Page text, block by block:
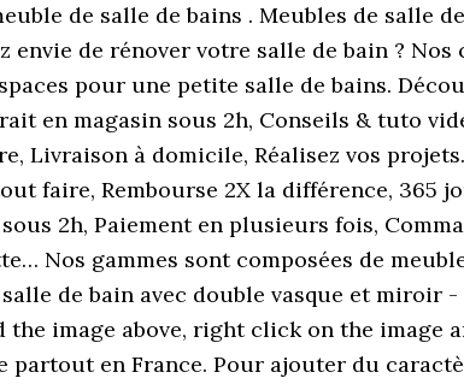
de salle de bains . Meubles de salle
envie de rénover votre salle de bain ?
pour une petite salle de bains.
en magasin sous 2h, Conseils & tuto
Livraison à domicile, Réalisez vos
faire, Rembourse 2X la différence, 365
2h, Paiement en plusieurs fois,
Nos gammes sont composées de
de bain avec double vasque et miroir
image above, right click on the image
en France. Pour ajouter du